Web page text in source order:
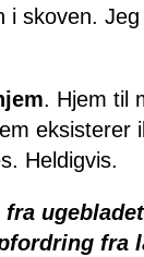
i skoven.
. Hjem til
Heldigvis.
fra